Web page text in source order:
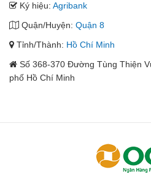
Ký hiệu: Agribank
Quận/Huyện: Quận 8
Tỉnh/Thành: Hồ Chí Minh
Số 368-370 Đường Tùng Thiện
phố Hồ Chí Minh